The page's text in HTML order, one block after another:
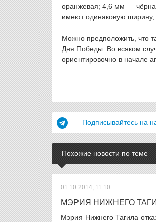
оранжевая; 4,6 мм —
имеют одинаковую
Можно предположить, что
Дня Победы. Во всяком
ориентировочно в начале
Подписывайтесь на
Похожие новости по теме
01.10.2014, 11:10
МЭРИЯ НИЖНЕГО
Мэрия Нижнего Тагила